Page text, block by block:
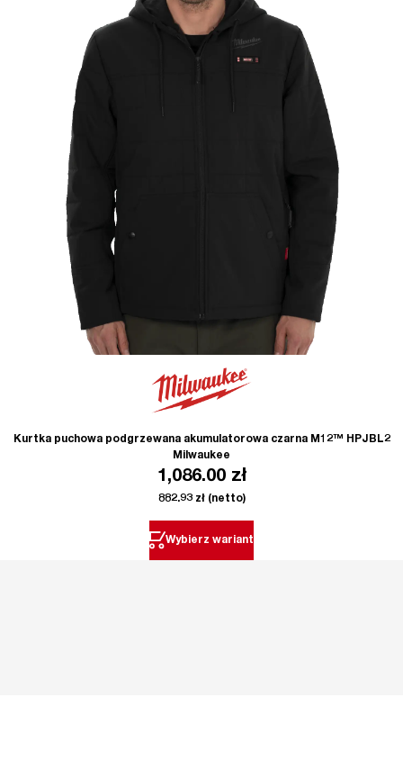
Kurtka puchowa podgrzewana akumulatorowa czarna M12™ HPJBL2
Milwaukee
1,086.00 zł
882.93 zł(netto)
Wybierz wariant